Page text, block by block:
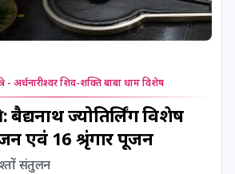
Masik Durgashtami
Shravan Somwar Vrat
Shravana Putrada Ekadashi
- अर्धनारीश्वर शिव-शक्ति बाबा धाम विशेष
बैद्यनाथ ज्योतिर्लिंग विशेष
एवं 16 श्रृंगार पूजन
संतुलन